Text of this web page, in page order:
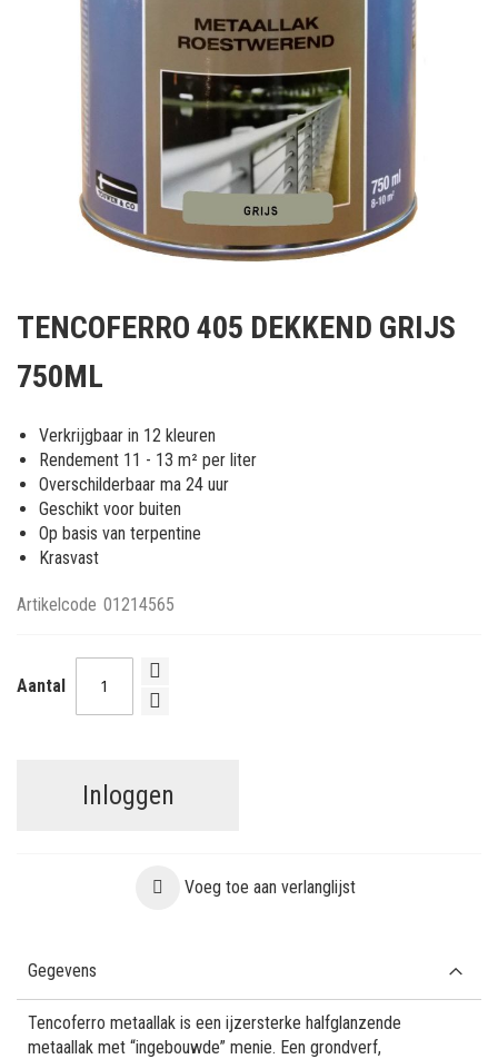
van
afbeeldingen-
gallerij
TENCOFERRO 405 DEKKEND GRIJS
750ML
Verkrijgbaar in 12 kleuren
Rendement 11 - 13 m² per liter
Overschilderbaar ma 24 uur
Geschikt voor buiten
Op basis van terpentine
Krasvast
Artikelcode 01214565
Aantal
Inloggen
Voeg toe aan verlanglijst
Gegevens
Tencoferro metaallak is een ijzersterke halfglanzende
metaallak met “ingebouwde” menie. Een grondverf,